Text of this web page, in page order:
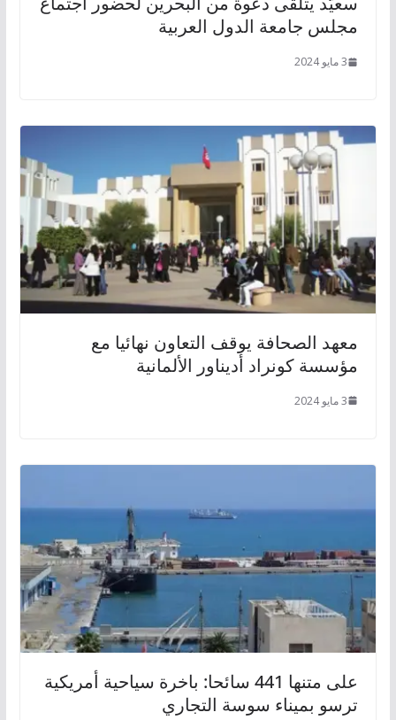
مجلس جامعة الدول العربية
3 مايو 2024
معهد الصحافة يوقف التعاون نهائيا مع
مؤسسة كونراد أديناور الألمانية
3 مايو 2024
على متنها 441 سائحا: باخرة سياحية أمريكية
ترسو بميناء سوسة التجاري